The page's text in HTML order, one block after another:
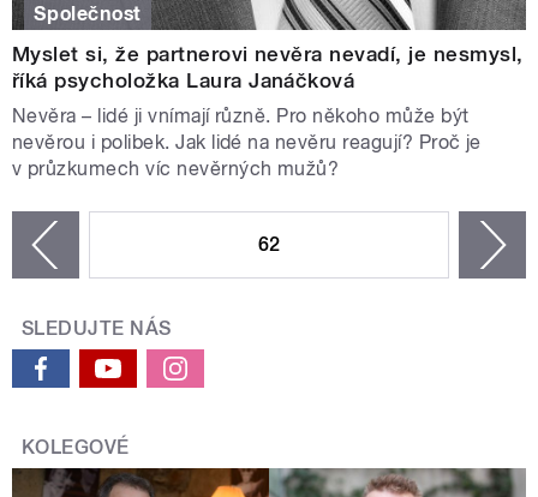
Společnost
Myslet si, že partnerovi nevěra nevadí, je nesmysl,
říká psycholožka Laura Janáčková
Nevěra – lidé ji vnímají různě. Pro někoho může být
nevěrou i polibek. Jak lidé na nevěru reagují? Proč je
v průzkumech víc nevěrných mužů?
62
SLEDUJTE NÁS
KOLEGOVÉ